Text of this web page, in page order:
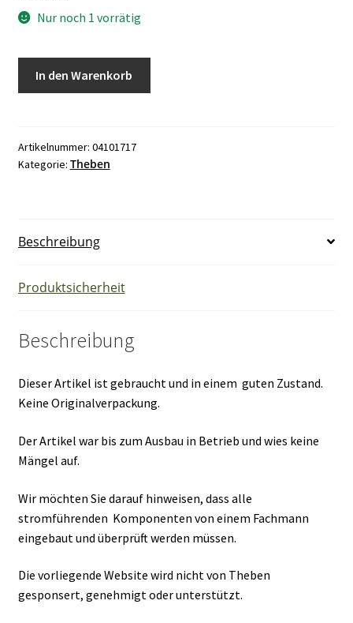
Nur noch 1 vorrätig
240V/50-
60Hz
In den Warenkorb
Artikelnummer: 04101717
Kategorie: Theben
Beschreibung
Produktsicherheit
Beschreibung
Dieser Artikel ist gebraucht und in einem guten Zustand.
Keine Originalverpackung.
Der Artikel war bis zum Ausbau in Betrieb und wies keine
Mängel auf.
Wir möchten Sie darauf hinweisen, dass alle
stromführenden Komponenten von einem Fachmann
eingebaut und überprüft werden müssen.
Die vorliegende Website wird nicht von Theben
gesponsert, genehmigt oder unterstützt.